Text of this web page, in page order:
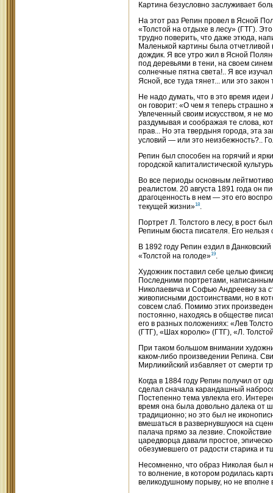
Картина безусловно заслуживает
На этот раз Репин провел в Ясной
«Толстой на отдыхе в лесу» (ГТГ).
трудно поверить, что даже этюда,
Маленькой картины была
дождик. Я все утро жил в Ясной
под деревьями в тени, на своем
солнечные пятна света!.. Я все
Ясной, все туда тянет... или это
Не надо думать, что в это время
он говорит: «О чем я теперь страшно
Увлеченный своим искусством, я не
раздумывая и соображая те слова,
прав... Но эта твердыня города, эта
условий — или это неизбежность?..
Репин был способен на горячий и
городской капиталистической
Во все периоды основным
реалистом. 20 августа 1891 года он
драгоценность в нем — это его
текущей жизни»18.
Портрет Л. Толстого в лесу, в рост
Репиным бюста писателя. Его нельзя
В 1892 году Репин ездил в
«Толстой на голоде»19.
Художник поставил себе целью
Последними портретами,
Николаевича и Софью Андреевну за
живописными достоинствами, но в
совсем слаб. Помимо этих
постоянно, находясь в обществе
его в разных положениях: «Лев
(ГТГ), «Шах королю» (ГТГ), «Л.
При таком большом внимании
каком-либо произведении Репина.
Мирликийский избавляет от смерти
Когда в 1884 году Репин получил от
сделал сначала карандашный
Постепенно тема увлекла его.
время она была довольно далека от
традиционно; но это был не
вмешаться в развернувшуюся на
палача прямо за лезвие.
царедворца давали простое,
обезумевшего от радости старика
Несомненно, что образ Николая был
то волнение, в котором родилась
великодушному порыву, но не вполне